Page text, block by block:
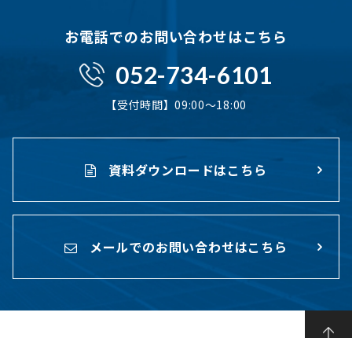
お電話でのお問い合わせはこちら
052-734-6101
【受付時間】09:00〜18:00
資料ダウンロードはこちら
メールでのお問い合わせはこちら